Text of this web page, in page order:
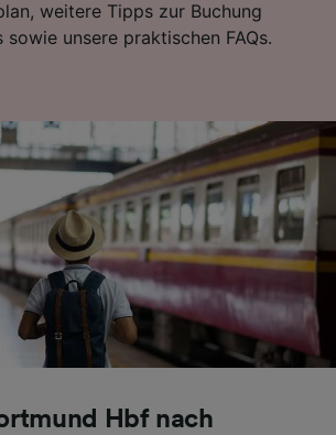
weitere Tipps zur Buchung
unsere praktischen FAQs.
Hbf nach
Standortdaten.
Werbung und Inhalte, Messung
und der Performance von
sowie
Verbesserung von
(Lieferanten)